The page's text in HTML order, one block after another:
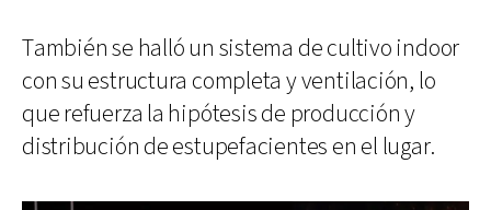
También se halló un sistema de cultivo indoor
con su estructura completa y ventilación, lo
que refuerza la hipótesis de producción y
distribución de estupefacientes en el lugar.